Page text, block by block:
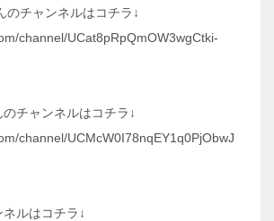
のチャンネルはコチラ↓
channel/UCat8pRpQmOW3wgCtki-
チャンネルはコチラ↓
channel/UCMcW0I78nqEY1q0PjObwJ
ルはコチラ↓